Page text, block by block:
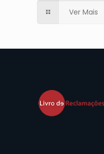
Ver Mais